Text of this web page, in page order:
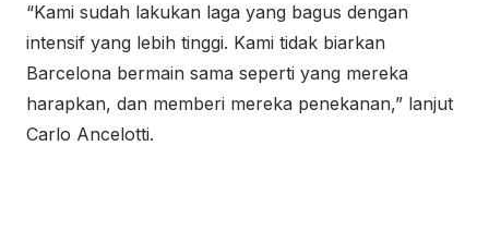
“Kami sudah lakukan laga yang bagus dengan
intensif yang lebih tinggi. Kami tidak biarkan
Barcelona bermain sama seperti yang mereka
harapkan, dan memberi mereka penekanan,” lanjut
Carlo Ancelotti.